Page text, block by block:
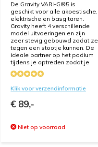
De Gravity VARI-G®5 is
geschikt voor alle akoestische,
elektrische en basgitaren.
Gravity heeft 4 verschillende
model uitvoeringen en zijn
zeer stevig gebouwd zodat ze
tegen een stootje kunnen. De
ideale partner op het podium
tijdens je optreden zodat je
Klik voor verzendinformatie
€ 89,-
Niet op voorraad